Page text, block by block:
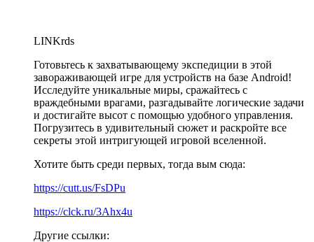
LINKrds
Готовьтесь к захватывающему экспедиции в этой
завораживающей игре для устройств на базе Android!
Исследуйте уникальные миры, сражайтесь с
враждебными врагами, разгадывайте логические задачи
и достигайте высот с помощью удобного управления.
Погрузитесь в удивительный сюжет и раскройте все
секреты этой интригующей игровой вселенной.
Хотите быть среди первых, тогда вым сюда:
https://cutt.us/FsDPu
https://clck.ru/3Ahx4u
Другие ссылки: